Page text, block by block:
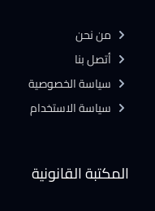
المكتبة القانونية
من نحن
أتصل بنا
سياسة الخصوصية
سياسة الاستخدام